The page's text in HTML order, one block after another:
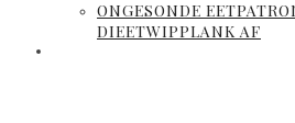
ONGESONDE
DIEETWIPPLANK AF